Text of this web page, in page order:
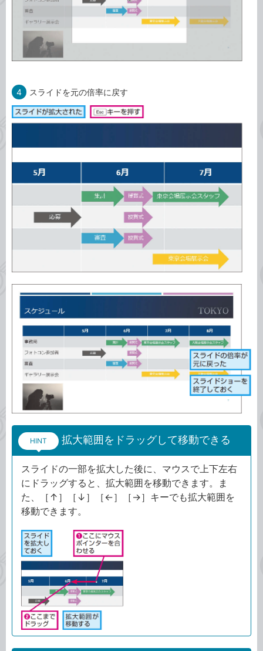
4 スライドを元の倍率に戻す
HINT 拡大範囲をドラッグして移動できる
スライドの一部を拡大した後に、マウスで上下左右
にドラッグすると、拡大範囲を移動できます。ま
た、［↑］［↓］［←］［→］キーでも拡大範囲を
移動できます。